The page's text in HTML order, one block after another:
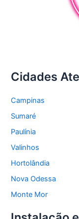
Cidades
Campinas
Sumaré
Paulínia
Valinhos
Hortolândia
Nova Odessa
Monte Mor